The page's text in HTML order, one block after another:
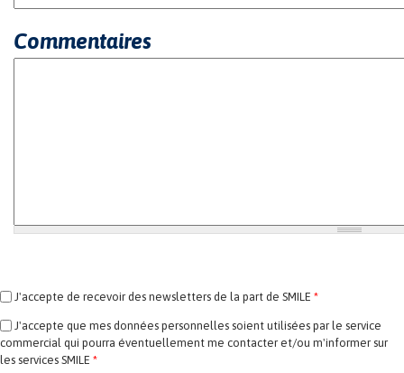
Commentaires
J'accepte de recevoir des newsletters de la part de SMILE *
J'accepte que mes données personnelles soient utilisées par le service
commercial qui pourra éventuellement me contacter et/ou m'informer sur
les services SMILE *